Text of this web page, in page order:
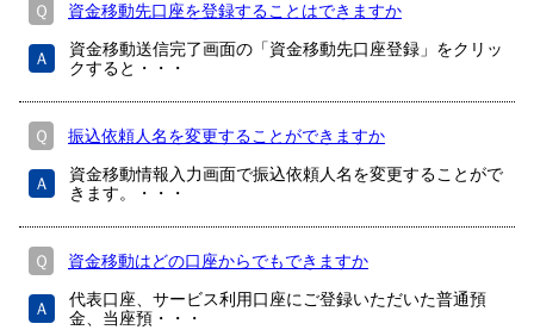
Ｑ 資金移動先口座を登録することはできますか
Ａ
資金移動送信完了画面の「資金移動先口座登録」をクリッ
クすると・・・
Ｑ 振込依頼人名を変更することができますか
Ａ
資金移動情報入力画面で振込依頼人名を変更することがで
きます。・・・
Ｑ 資金移動はどの口座からでもできますか
Ａ
代表口座、サービス利用口座にご登録いただいた普通預
金、当座預・・・